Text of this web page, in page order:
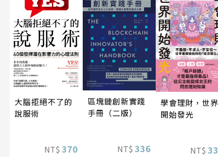
大腦拒絕不了的
說服術
NT$ 370
區塊鏈創新實踐
手冊（二版）
NT$ 336
學會理財，世界
開始發光
NT$